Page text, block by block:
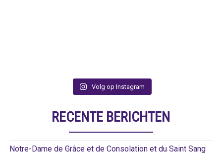
Volg op Instagram
RECENTE BERICHTEN
Notre-Dame de Grâce et de Consolation et du Saint Sang